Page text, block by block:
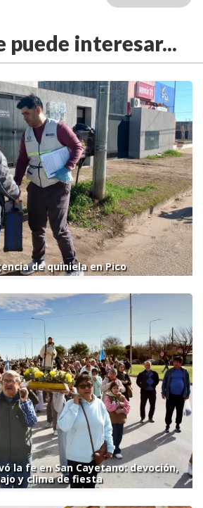
puede interesar...
de quiniela en Pico
la fe en San Cayetano: devoción,
y clima de fiesta